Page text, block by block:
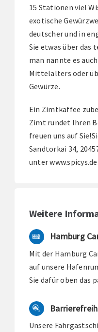
15 Stationen viel
exotische
deutscher und in
Sie etwas über das
man nannte es
Mittelalters oder
Gewürze.
Ein Zimtkaffee
Zimt rundet Ihren
freuen uns auf
Sandtorkai 34,
unter www.spicys.de.
Weitere
Hamburg
Mit der Hamburg
auf unsere
Sie dafür oben das
Unsere